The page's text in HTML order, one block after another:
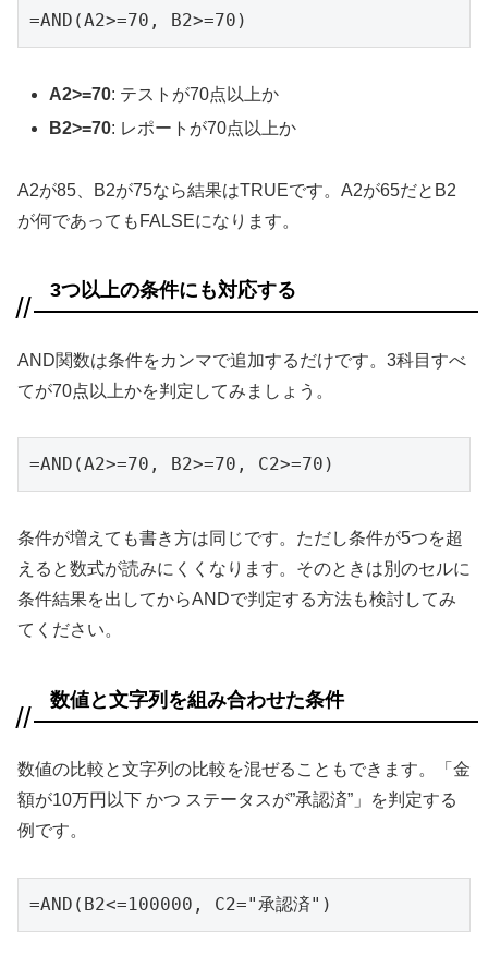
=AND(A2>=70, B2>=70)
A2>=70: テストが70点以上か
B2>=70: レポートが70点以上か
A2が85、B2が75なら結果はTRUEです。A2が65だとB2
が何であってもFALSEになります。
3つ以上の条件にも対応する
AND関数は条件をカンマで追加するだけです。3科目すべ
てが70点以上かを判定してみましょう。
=AND(A2>=70, B2>=70, C2>=70)
条件が増えても書き方は同じです。ただし条件が5つを超
えると数式が読みにくくなります。そのときは別のセルに
条件結果を出してからANDで判定する方法も検討してみ
てください。
数値と文字列を組み合わせた条件
数値の比較と文字列の比較を混ぜることもできます。「金
額が10万円以下 かつ ステータスが”承認済”」を判定する
例です。
=AND(B2<=100000, C2="承認済")